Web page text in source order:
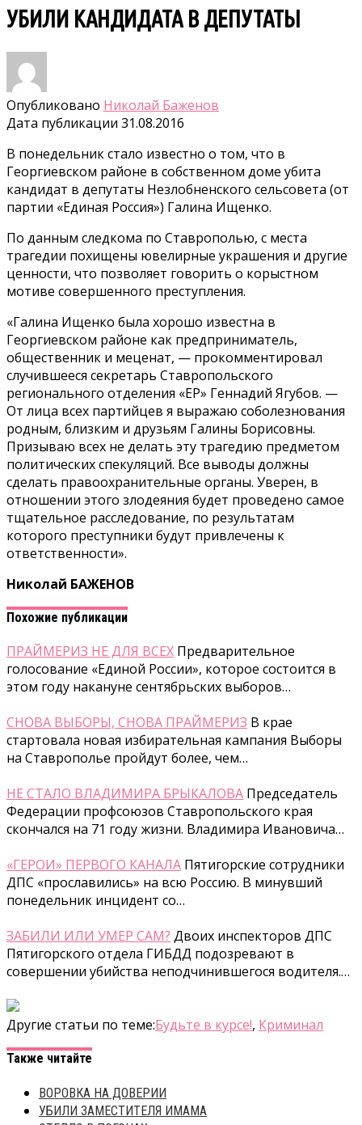
УБИЛИ КАНДИДАТА В ДЕПУТАТЫ
Опубликовано Николай Баженов
Дата публикации 31.08.2016
В понедельник стало известно о том, что в
Георгиевском районе в собственном доме убита
кандидат в депутаты Незлобненского сельсовета (от
партии «Единая Россия») Галина Ищенко.
По данным следкома по Ставрополью, с места
трагедии похищены ювелирные украшения и другие
ценности, что позволяет говорить о корыстном
мотиве совершенного преступления.
«Галина Ищенко была хорошо известна в
Георгиевском районе как предприниматель,
общественник и меценат, — прокомментировал
случившееся секретарь Ставропольского
регионального отделения «ЕР» Геннадий Ягубов. —
От лица всех партийцев я выражаю соболезнования
родным, близким и друзьям Галины Борисовны.
Призываю всех не делать эту трагедию предметом
политических спекуляций. Все выводы должны
сделать правоохранительные органы. Уверен, в
отношении этого злодеяния будет проведено самое
тщательное расследование, по результатам
которого преступники будут привлечены к
ответственности».
Николай БАЖЕНОВ
Похожие публикации
ПРАЙМЕРИЗ НЕ ДЛЯ ВСЕХ Предварительное
голосование «Единой России», которое состоится в
этом году накануне сентябрьских выборов…
СНОВА ВЫБОРЫ, СНОВА ПРАЙМЕРИЗ В крае
стартовала новая избирательная кампания Выборы
на Ставрополье пройдут более, чем…
НЕ СТАЛО ВЛАДИМИРА БРЫКАЛОВА Председатель
Федерации профсоюзов Ставропольского края
скончался на 71 году жизни. Владимира Ивановича…
«ГЕРОИ» ПЕРВОГО КАНАЛА Пятигорские сотрудники
ДПС «прославились» на всю Россию. В минувший
понедельник инцидент со…
ЗАБИЛИ ИЛИ УМЕР САМ? Двоих инспекторов ДПС
Пятигорского отдела ГИБДД подозревают в
совершении убийства неподчинившегося водителя.…
Другие статьи по теме:Будьте в курсе!, Криминал
Также читайте
ВОРОВКА НА ДОВЕРИИ
УБИЛИ ЗАМЕСТИТЕЛЯ ИМАМА